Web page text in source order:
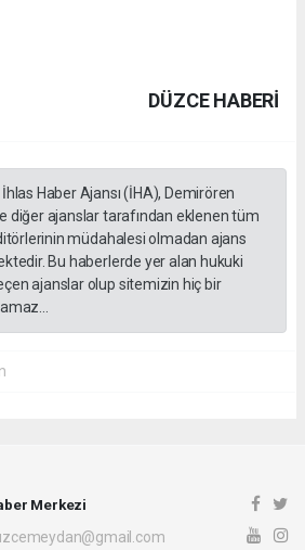
DÜZCE HABERİ
Haber Ajansı (İHA), Demirören
diğer ajanslar tarafından eklenen tüm
müdahalesi olmadan ajans
Bu haberlerde yer alan hukuki
ajanslar olup sitemizin hiç bir
Merkezi